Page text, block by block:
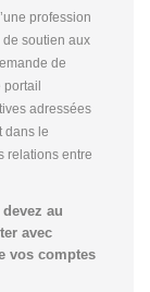
profession
soutien aux
de
portail
adressées
dans le
relations entre
au
avec
vos comptes